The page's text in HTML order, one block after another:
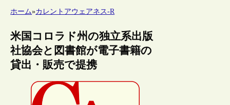
ホーム»カレントアウェアネス-R
米国コロラド州の独立系出版
社協会と図書館が電子書籍の
貸出・販売で提携